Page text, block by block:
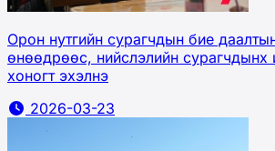
Орон нутгийн сурагчдын бие
өнөөдрөөс, нийслэлийн сурагчдынх
хоногт эхэлнэ
2026-03-23